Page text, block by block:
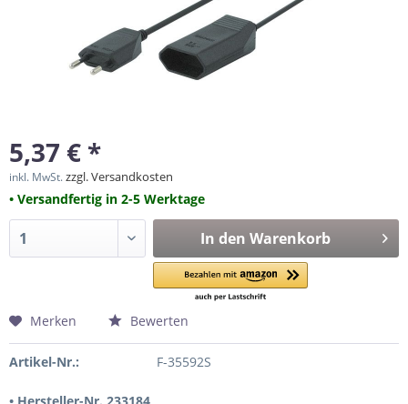
5,37 € *
inkl. MwSt.zzgl. Versandkosten
• Versandfertig in 2-5 Werktage
In den Warenkorb
Merken Bewerten
Artikel-Nr.: F-35592S